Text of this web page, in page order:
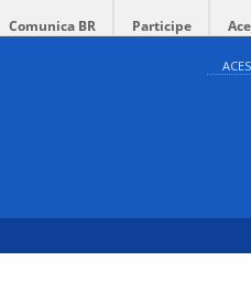
Comunica BR Participe